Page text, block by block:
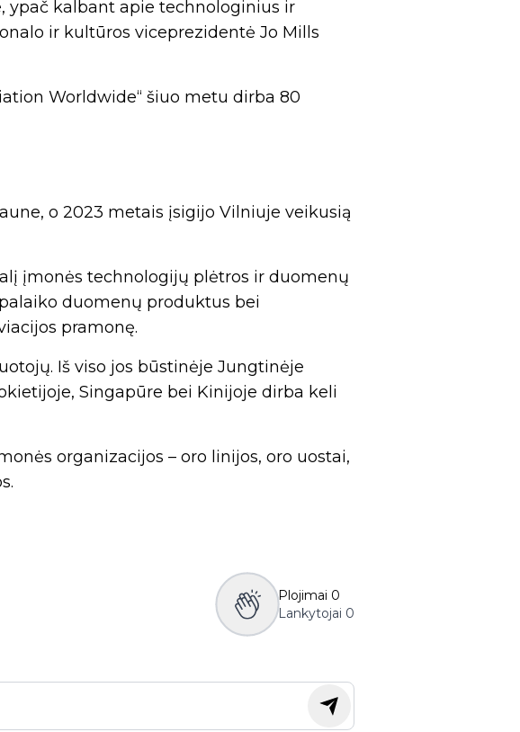
ypač kalbant apie technologinius ir
ir kultūros viceprezidentė Jo Mills
Worldwide“ šiuo metu dirba 80
o 2023 metais įsigijo Vilniuje veikusią
įmonės technologijų plėtros ir duomenų
duomenų produktus bei
pramonę.
Iš viso jos būstinėje Jungtinėje
Singapūre bei Kinijoje dirba keli
organizacijos – oro linijos, oro uostai,
Plojimai 0
Lankytojai 0